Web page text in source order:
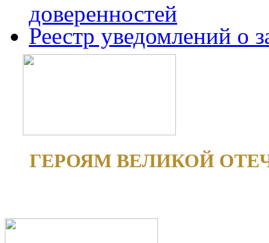
доверенностей
Реестр уведомлений о
ГЕРОЯМ ВЕЛИКОЙ